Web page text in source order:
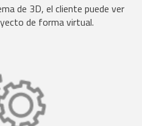
de 3D, el cliente puede ver
de forma virtual.